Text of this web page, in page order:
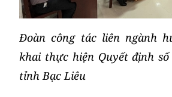
Đoàn công tác liên ngành
khai thực hiện Quyết định số
tỉnh Bạc Liêu